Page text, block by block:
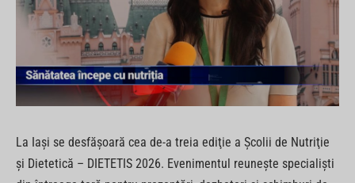
La Iaşi se desfăşoară cea de-a treia ediţie a Şcolii de Nutriţie
şi Dietetică – DIETETIS 2026. Evenimentul reuneşte specialişti